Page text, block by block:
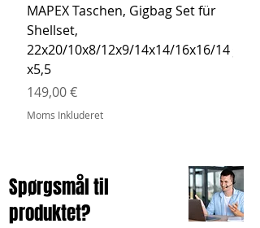
MAPEX Taschen, Gigbag Set für
Shellset,
22x20/10x8/12x9/14x14/16x16/14
x5,5
Pris
149,00 €
Moms Inkluderet
Pris
Spørgsmål til
produktet?